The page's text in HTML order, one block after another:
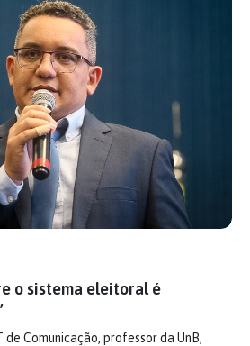
o sistema eleitoral é
de Comunicação, professor da UnB,